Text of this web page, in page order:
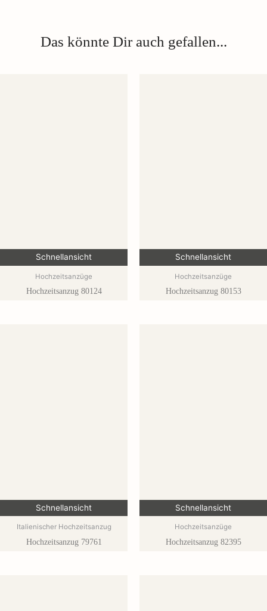
Das könnte Dir auch gefallen...
Schnellansicht
Hochzeitsanzüge
Hochzeitsanzug 80124
Schnellansicht
Hochzeitsanzüge
Hochzeitsanzug 80153
Schnellansicht
Italienischer Hochzeitsanzug
Hochzeitsanzug 79761
Schnellansicht
Hochzeitsanzüge
Hochzeitsanzug 82395